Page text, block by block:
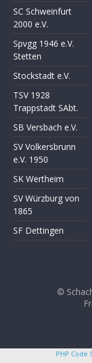
SC Schweinfurt
2000 e.V.
Spvgg 1946 e.V.
Stetten
Stockstadt e.V.
TSV 1928
Trappstadt SAbt.
SB Versbach e.V.
SV Volkersbrunn
e.V. 1950
SK Wertheim
SV Würzburg von
1865
SF Dettingen
©
PHP Code